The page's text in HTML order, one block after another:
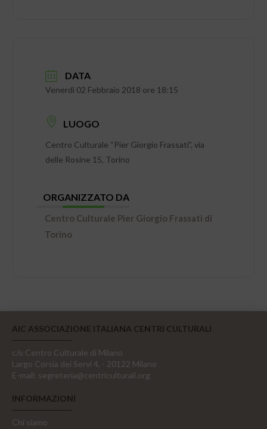
DATA
Venerdì 02 Febbraio 2018 ore 18:15
LUOGO
Centro Culturale “Pier Giorgio Frassati”, via
delle Rosine 15, Torino
ORGANIZZATO DA
Centro Culturale Pier Giorgio Frassati di
Torino
AIC ASSOCIAZIONE ITALIANA CENTRI CULTURALI
c/o Centro Culturale di Milano
Largo Corsia dei Servi 4, - 20122 Milano
E-mail: segreteria@centriculturali.org
INFORMAZIONI
Chi siamo